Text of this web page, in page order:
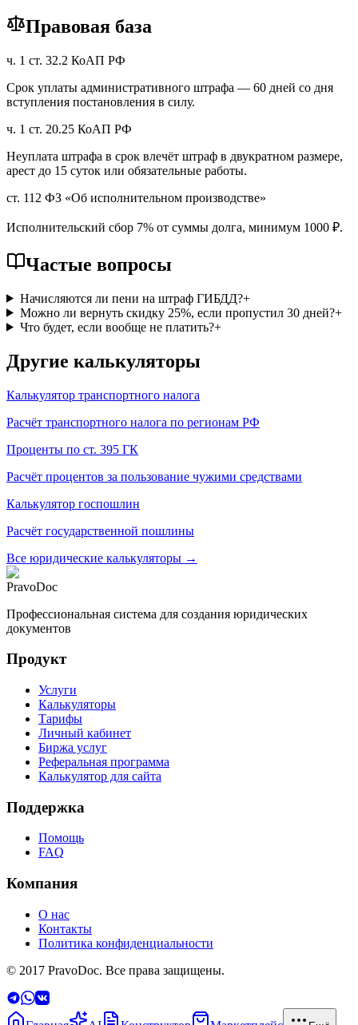
Правовая база
ч. 1 ст. 32.2 КоАП РФ
Срок уплаты административного штрафа — 60 дней со дня
вступления постановления в силу.
ч. 1 ст. 20.25 КоАП РФ
Неуплата штрафа в срок влечёт штраф в двукратном размере,
арест до 15 суток или обязательные работы.
ст. 112 ФЗ «Об исполнительном производстве»
Исполнительский сбор 7% от суммы долга, минимум 1000 ₽.
Частые вопросы
Начисляются ли пени на штраф ГИБДД?+
Можно ли вернуть скидку 25%, если пропустил 30 дней?+
Что будет, если вообще не платить?+
Другие калькуляторы
Калькулятор транспортного налога
Расчёт транспортного налога по регионам РФ
Проценты по ст. 395 ГК
Расчёт процентов за пользование чужими средствами
Калькулятор госпошлин
Расчёт государственной пошлины
Все юридические калькуляторы →
PravoDoc
Профессиональная система для создания юридических
документов
Продукт
Услуги
Калькуляторы
Тарифы
Личный кабинет
Биржа услуг
Реферальная программа
Калькулятор для сайта
Поддержка
Помощь
FAQ
Компания
О нас
Контакты
Политика конфиденциальности
© 2017 PravoDoc. Все права защищены.